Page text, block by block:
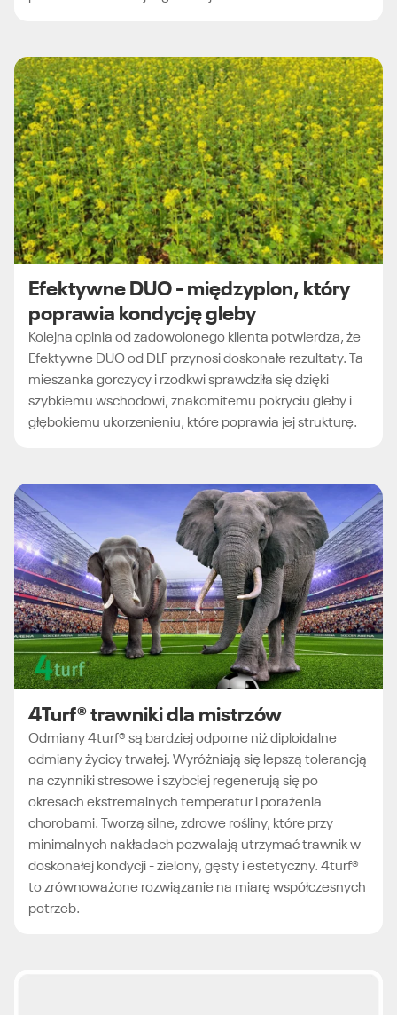
Efektywne DUO - międzyplon, który
poprawia kondycję gleby
Kolejna opinia od zadowolonego klienta potwierdza, że
Efektywne DUO od DLF przynosi doskonałe rezultaty. Ta
mieszanka gorczycy i rzodkwi sprawdziła się dzięki
szybkiemu wschodowi, znakomitemu pokryciu gleby i
głębokiemu ukorzenieniu, które poprawia jej strukturę.
4Turf® trawniki dla mistrzów
Odmiany 4turf® są bardziej odporne niż diploidalne
odmiany życicy trwałej. Wyróżniają się lepszą tolerancją
na czynniki stresowe i szybciej regenerują się po
okresach ekstremalnych temperatur i porażenia
chorobami. Tworzą silne, zdrowe rośliny, które przy
minimalnych nakładach pozwalają utrzymać trawnik w
doskonałej kondycji - zielony, gęsty i estetyczny. 4turf®
to zrównoważone rozwiązanie na miarę współczesnych
potrzeb.